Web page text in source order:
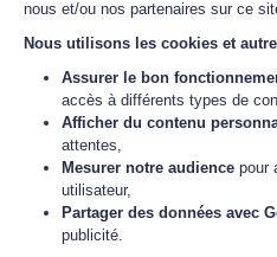
nous et/ou nos partenaires sur ce
Nous utilisons les cookies et
Assurer le bon
accès à différents types de
Afficher du contenu
attentes,
Mesurer notre audience pour
utilisateur,
Partager des données avec
publicité.